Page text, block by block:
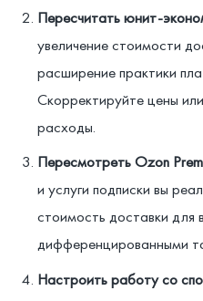
Пересчитать юнит-
увеличение стоимости
расширение практики
Скорректируйте цены
расходы.
Пересмотреть Ozon
и услуги подписки вы
стоимость доставки для
дифференцированными
Настроить работу со